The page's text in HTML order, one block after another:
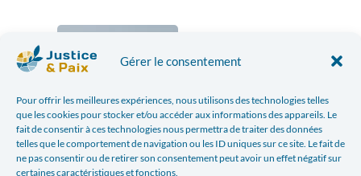
Gérer le consentement
Pour offrir les meilleures expériences, nous utilisons des technologies telles
que les cookies pour stocker et/ou accéder aux informations des appareils. Le
fait de consentir à ces technologies nous permettra de traiter des données
telles que le comportement de navigation ou les ID uniques sur ce site. Le fait de
ne pas consentir ou de retirer son consentement peut avoir un effet négatif sur
certaines caractéristiques et fonctions.